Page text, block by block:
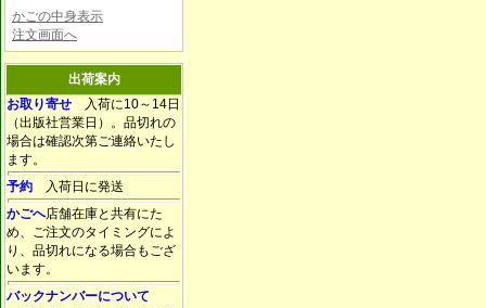
かごの中身表示
注文画面へ
出荷案内
お取り寄せ 入荷に10～14日
（出版社営業日）。品切れの
場合は確認次第ご連絡いたし
ます。
予約 入荷日に発送
かごへ店舗在庫と共有にた
め、ご注文のタイミングによ
り、品切れになる場合もござ
います。
バックナンバーについて